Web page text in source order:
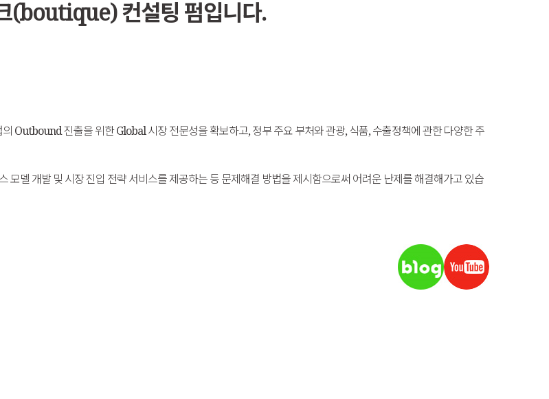
(boutique) 컨설팅 펌입니다.
Outbound 진출을 위한 Global 시장 전문성을 확보하고, 정부 주요 부처와 관광, 식품, 수출정책에 관한 다양한 주
모델 개발 및 시장 진입 전략 서비스를 제공하는 등 문제해결 방법을 제시함으로써 어려운 난제를 해결해가고 있습